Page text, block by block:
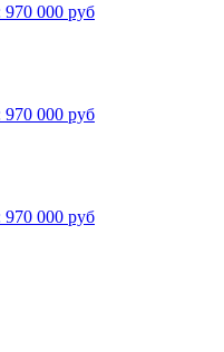
000 руб
000 руб
000 руб